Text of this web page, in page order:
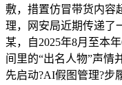
敷，措置仿冒带货内容
理，网安局近期传递了
某，自2025年8月至本
间里的“出名人物”声情
先启动?AI假图管理?步